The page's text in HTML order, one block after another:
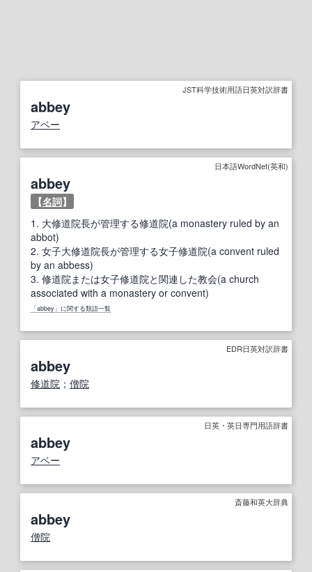
JST科学技術用語日英対訳辞書
abbey
アベー
日本語WordNet(英和)
abbey
【名詞】
1. 大修道院長が管理する修道院(a monastery ruled by an
abbot)
2. 女子大修道院長が管理する女子修道院(a convent ruled
by an abbess)
3. 修道院または女子修道院と関連した教会(a church
associated with a monastery or convent)
「abbey」に関する類語一覧
EDR日英対訳辞書
abbey
修道院 ； 僧院
日英・英日専門用語辞書
abbey
アベー
斎藤和英大辞典
abbey
僧院